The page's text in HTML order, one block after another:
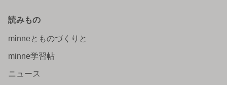
読みもの
minneとものづくりと
minne学習帖
ニュース